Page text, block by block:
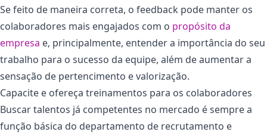
Se feito de maneira correta, o feedback pode manter os
colaboradores mais engajados com o propósito da
empresa e, principalmente, entender a importância do seu
trabalho para o sucesso da equipe, além de aumentar a
sensação de pertencimento e valorização.
Capacite e ofereça treinamentos para os colaboradores
Buscar talentos já competentes no mercado é sempre a
função básica do departamento de recrutamento e